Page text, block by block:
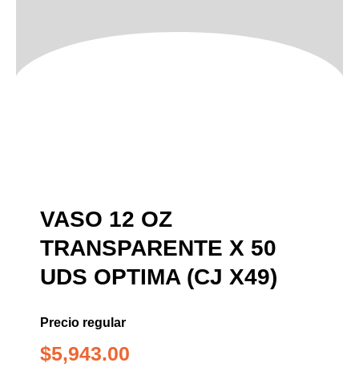
VASO 12 OZ
TRANSPARENTE X 50
UDS OPTIMA (CJ X49)
Precio regular
$5,943.00